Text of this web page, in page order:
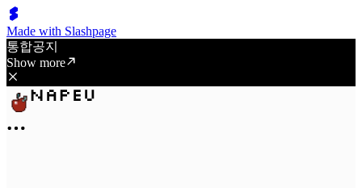
Made with Slashpage
통합공지
Show more